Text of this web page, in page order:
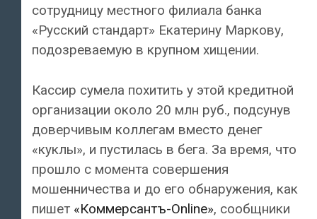
сотрудницу местного филиала банка
«Русский стандарт» Екатерину Маркову,
подозреваемую в крупном хищении.
Кассир сумела похитить у этой кредитной
организации около 20 млн руб., подсунув
доверчивым коллегам вместо денег
«куклы», и пустилась в бега. За время, что
прошло с момента совершения
мошенничества и до его обнаружения, как
пишет «Коммерсантъ-Online», сообщники